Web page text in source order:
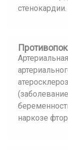
стенокардии.
наркозе